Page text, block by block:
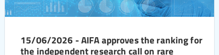
15/06/2026 - AIFA approves the ranking for
the independent research call on rare